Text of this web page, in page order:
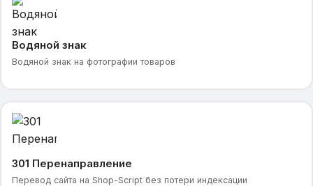
Водяной знак
Водяной знак на фотографии товаров
301 Перенаправление
Перевод сайта на Shop-Script без потери индексации